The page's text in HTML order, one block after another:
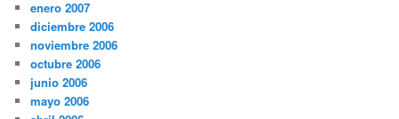
enero 2007
diciembre 2006
noviembre 2006
octubre 2006
junio 2006
mayo 2006